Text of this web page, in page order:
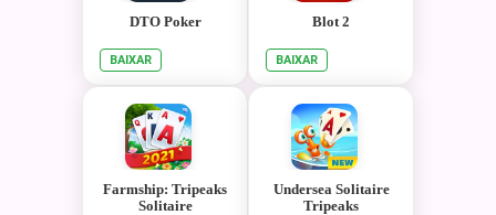
DTO Poker
BAIXAR
Blot 2
BAIXAR
Farmship: Tripeaks
Solitaire
Undersea Solitaire
Tripeaks